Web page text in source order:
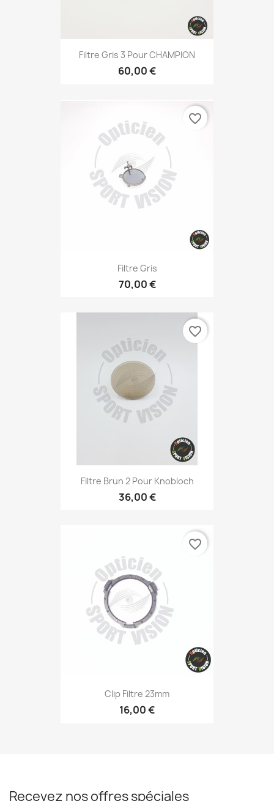
Filtre Gris 3 Pour CHAMPION
60,00 €
Filtre Gris
70,00 €
favorite_border
Filtre Brun 2 Pour Knobloch
36,00 €
favorite_border
Clip Filtre 23mm
16,00 €
favorite_border
Recevez nos offres spéciales